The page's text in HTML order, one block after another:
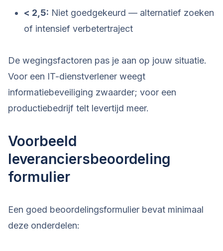
< 2,5: Niet goedgekeurd — alternatief zoeken
of intensief verbetertraject
De wegingsfactoren pas je aan op jouw situatie.
Voor een IT-dienstverlener weegt
informatiebeveiliging zwaarder; voor een
productiebedrijf telt levertijd meer.
Voorbeeld
leveranciersbeoordeling
formulier
Een goed beoordelingsformulier bevat minimaal
deze onderdelen: